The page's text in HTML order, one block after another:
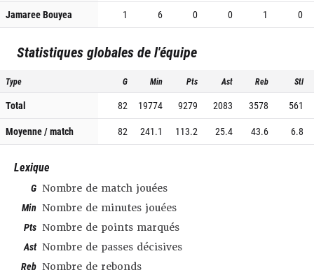
Jamaree Bouyea
1 6 0 0 1 0
Statistiques globales de l'équipe
Type G Min Pts Ast Reb Stl
Total 82 19774 9279 2083 3578
561
Moyenne / match
82 241.1 113.2 25.4 43.6 6.8
Lexique
G Nombre de match jouées
Min Nombre de minutes jouées
Pts Nombre de points marqués
Ast Nombre de passes décisives
Reb Nombre de rebonds